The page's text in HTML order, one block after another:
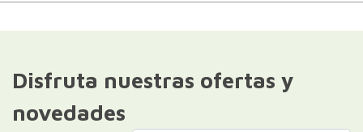
Disfruta nuestras ofertas y
novedades